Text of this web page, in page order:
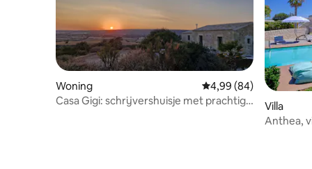
Woning Gemiddelde
4,99 (84)
Casa Gigi: schrijvershuisje met prachtig
Villa
Anthea,